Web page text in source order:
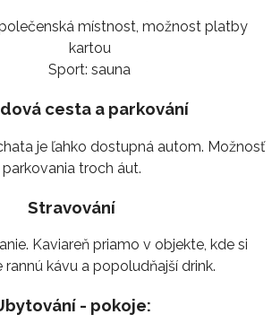
místnost, možnost platby
kartou
Sport: sauna
cesta a parkování
je ľahko dostupná autom. Možnosť
parkovania troch áut.
Stravování
Kaviareň priamo v objekte, kde si
kávu a popoludňajší drink.
- pokoje: